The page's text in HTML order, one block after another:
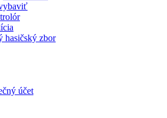
hasičský zbor
účet